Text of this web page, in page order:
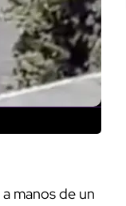
a manos de un